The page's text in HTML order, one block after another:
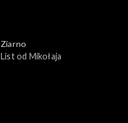
Ziarno
List od Mikołaja